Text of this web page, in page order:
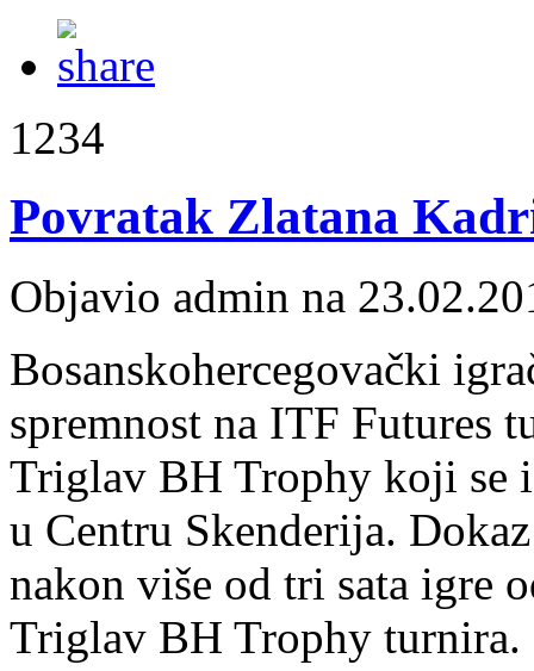
1234
Povratak Zlatana
Objavio admin na
Bosanskohercegovački
spremnost na ITF Futures
Triglav BH Trophy koji se
u Centru Skenderija.
nakon više od tri sata igre
Triglav BH Trophy turnira.